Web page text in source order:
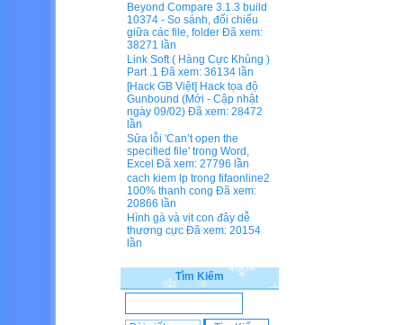
Beyond Compare 3.1.3 build
10374 - So sánh, đối chiếu
giữa các file, folder Đã xem:
38271 lần
Link Soft ( Hàng Cực Khủng )
Part .1 Đã xem: 36134 lần
[Hack GB Việt] Hack tọa độ
Gunbound (Mới - Cập nhật
ngày 09/02) Đã xem: 28472
lần
Sửa lỗi 'Can’t open the
specified file' trong Word,
Excel Đã xem: 27796 lần
cach kiem lp trong fifaonline2
100% thanh cong Đã xem:
20866 lần
Hình gà và vịt con đây dễ
thương cực Đã xem: 20154
lần
Tìm Kiếm